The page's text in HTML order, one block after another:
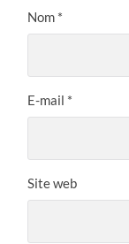
Nom *
E-mail *
Site web